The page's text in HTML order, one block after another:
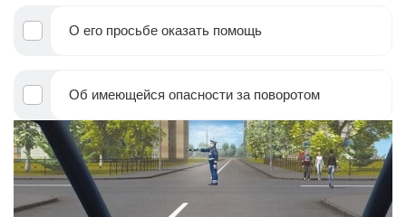
О его просьбе оказать помощь
Об имеющейся опасности за поворотом